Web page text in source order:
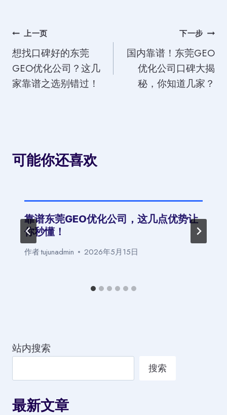
文
章
导
上一页
想找口碑好的东莞
GEO优化公司？这几
家靠谱之选别错过！
下一步
国内靠谱！东莞GEO
优化公司口碑大揭
秘，你知道几家？
可能你还喜欢
靠谱东莞GEO优化公司，这几点优势让
你秒懂！
作者tujunadmin 2026年5月15日
站内搜索
搜索
最新文章